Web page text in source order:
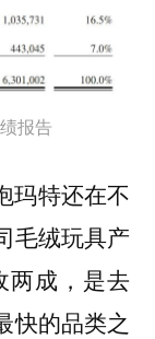
报告
玛特还在不
毛绒玩具产
两成，是去
快的品类之